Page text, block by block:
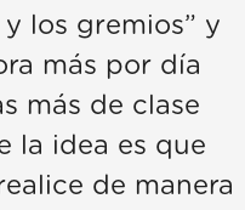
los gremios” y
más por día
más de clase
la idea es que
de manera